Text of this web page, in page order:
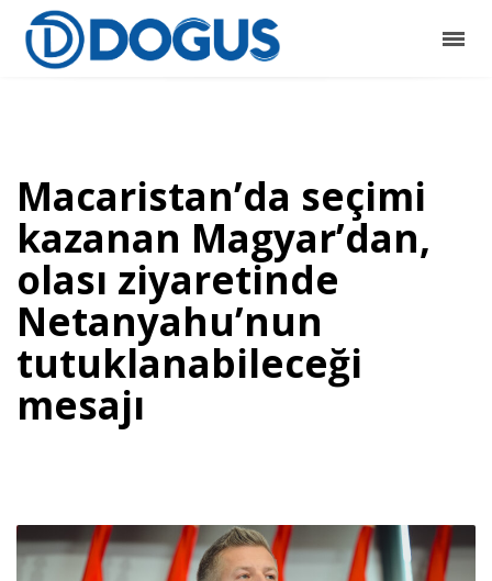
Macaristan’da seçimi
kazanan Magyar’dan,
olası ziyaretinde
Netanyahu’nun
tutuklanabileceği
mesajı